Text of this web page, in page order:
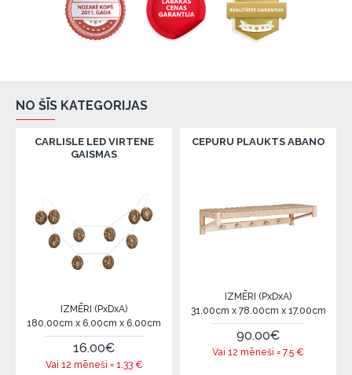
NO ŠĪS KATEGORIJAS
CARLISLE LED VIRTENE
GAISMAS
IZMĒRI (PxDxA)
180.00cm x 6.00cm x 6.00cm
16.00€
Vai 12 mēneši = 1.33€
CEPURU PLAUKTS ABANO
IZMĒRI (PxDxA)
31.00cm x 78.00cm x 17.00cm
90.00€
Vai 12 mēneši = 7.5 €